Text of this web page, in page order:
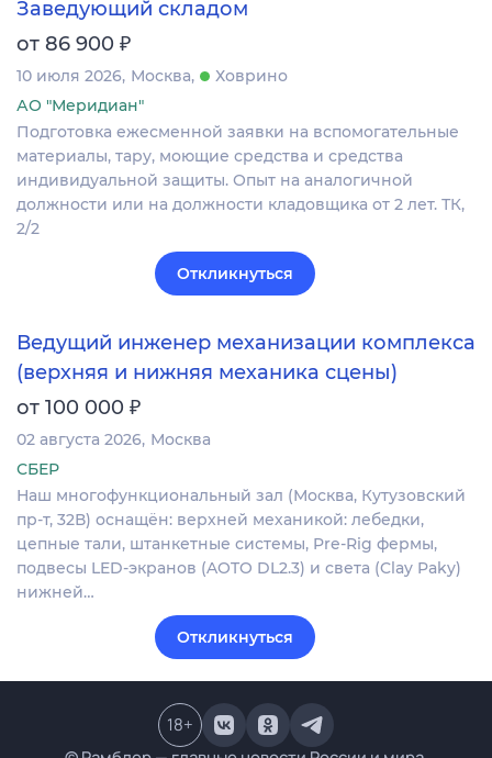
Заведующий складом
от 86 900 ₽
10 июля 2026 Москва
Ховрино
АО "Меридиан"
Подготовка ежесменной заявки на вспомогательные
материалы, тару, моющие средства и средства
индивидуальной защиты. Опыт на аналогичной
должности или на должности кладовщика от 2 лет. ТК,
2/2
Откликнуться
Ведущий инженер механизации комплекса
(верхняя и нижняя механика сцены)
от 100 000 ₽
02 августа 2026 Москва
СБЕР
Наш многофункциональный зал (Москва, Кутузовский
пр-т, 32В) оснащён: верхней механикой: лебедки,
цепные тали, штанкетные системы, Pre-Rig фермы,
подвесы LED-экранов (AOTO DL2.3) и света (Clay Paky)
нижней…
Откликнуться
18+